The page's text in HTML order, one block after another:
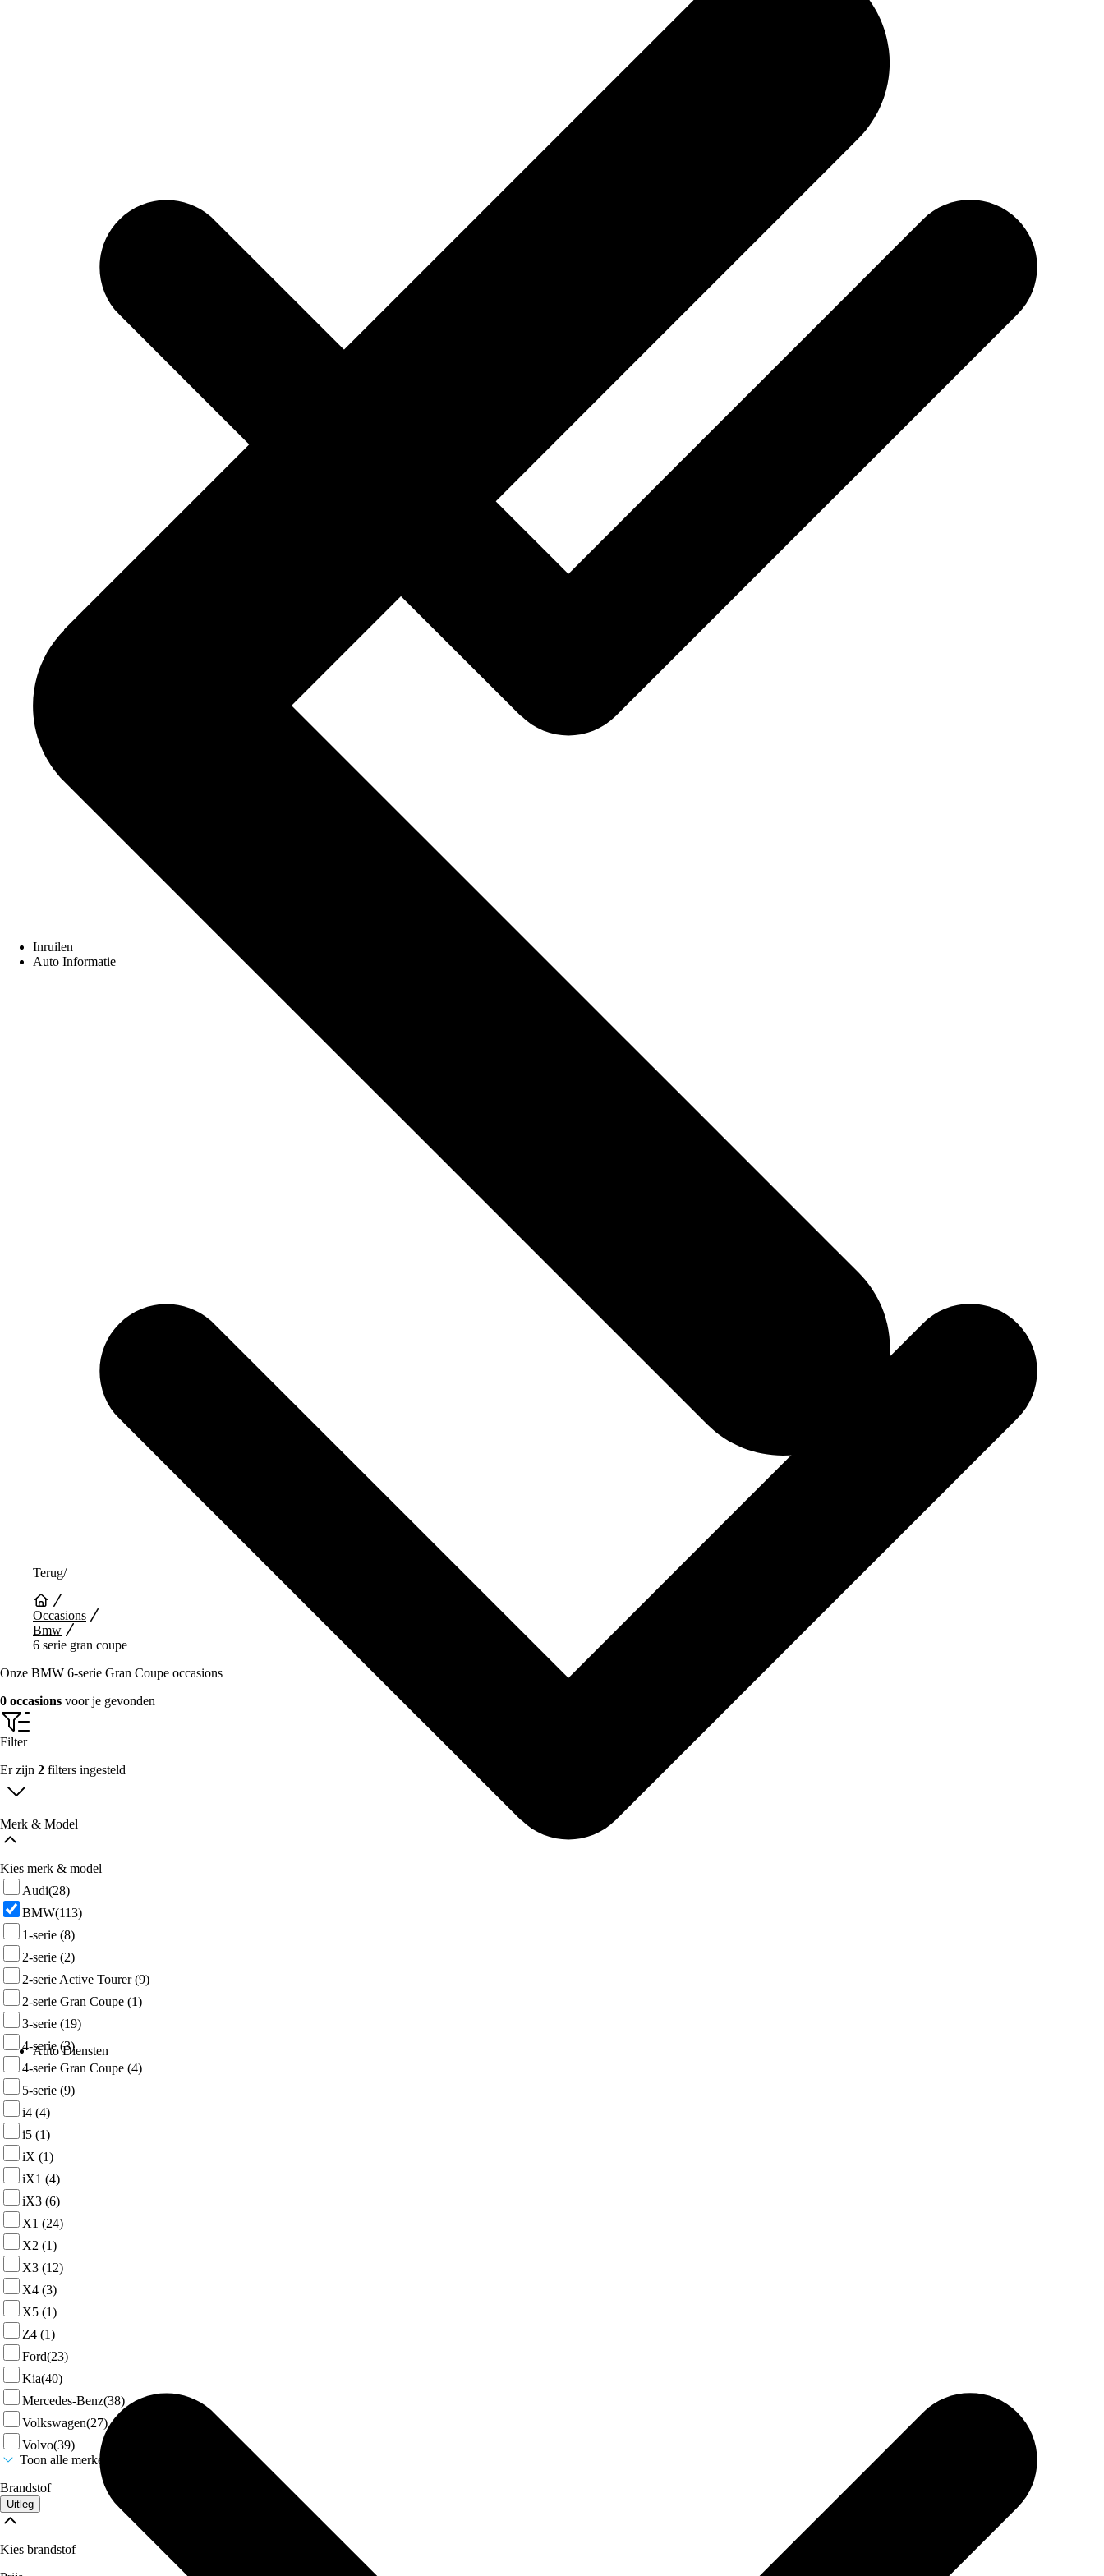
Inruilen
Auto Informatie
Auto Diensten
Terug/
Occasions
Bmw
6 serie gran coupe
Onze BMW 6-serie Gran Coupe occasions
0 occasions voor je gevonden
Filter
Er zijn 2 filters ingesteld
Merk & Model
Kies merk & model
Audi(28)
BMW(113)
1-serie (8)
2-serie (2)
2-serie Active Tourer(9)
2-serie Gran Coupe (1)
3-serie (19)
4-serie(3)
4-serie Gran Coupe (4)
5-serie (9)
i4 (4)
i5 (1)
iX (1)
iX1 (4)
iX3 (6)
X1 (24)
X2 (1)
X3 (12)
X4 (3)
X5 (1)
Z4 (1)
Ford(23)
Kia(40)
Mercedes-Benz(38)
Volkswagen(27)
Volvo(39)
Toon alle merken
Brandstof
Uitleg
Kies brandstof